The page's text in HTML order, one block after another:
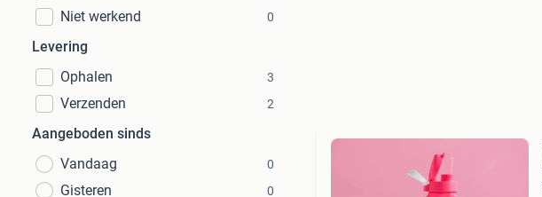
Niet werkend 0
Levering
Ophalen
3
Verzenden 2
Aangeboden sinds
Vandaag
0
Gisteren 0